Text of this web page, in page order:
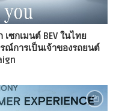
ซกเมนต์ BEV ในไทย
ณ์การเป็นเจ้าของรถยนต์